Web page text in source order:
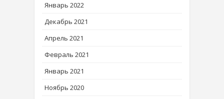
Январь 2022
Декабрь 2021
Апрель 2021
Февраль 2021
Январь 2021
Ноябрь 2020